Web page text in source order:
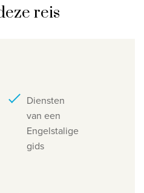
reis
Diensten
van een
Engelstalige
gids